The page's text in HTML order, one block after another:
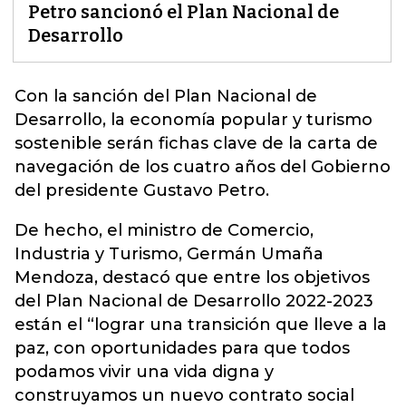
Petro sancionó el Plan Nacional de
Desarrollo
Con la sanción del Plan Nacional de
Desarrollo, la economía popular y turismo
sostenible serán fichas clave de la carta de
navegación de los cuatro años del Gobierno
del presidente Gustavo Petro.
De hecho, el ministro de Comercio,
Industria y Turismo, Germán Umaña
Mendoza, destacó que entre los objetivos
del Plan Nacional de Desarrollo 2022-2023
están el “lograr una transición que lleve a la
paz, con oportunidades para que todos
podamos vivir una vida digna y
construyamos un nuevo contrato social